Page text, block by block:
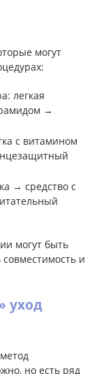
могут
легкая
→
с витамином
→ средство с
могут быть
и
уход
но есть ряд